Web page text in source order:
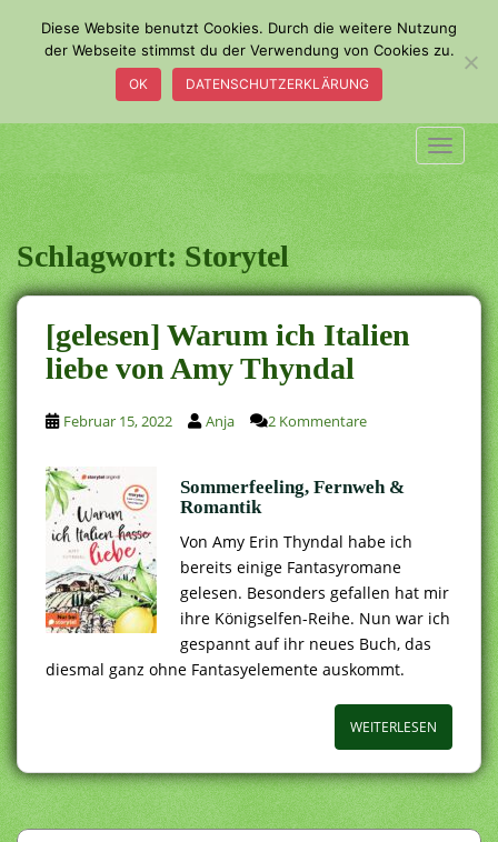
m
a
i
n
c
o
n
t
e
n
t
Schlagwort:Storytel
[gelesen] Warum ich Italien
liebe von Amy Thyndal
Februar 15, 2022 Anja 2 Kommentare
Sommerfeeling, Fernweh &
Romantik
Von Amy Erin Thyndal habe ich
bereits einige Fantasyromane
gelesen. Besonders gefallen hat mir
ihre Königselfen-Reihe. Nun war ich
gespannt auf ihr neues Buch, das
diesmal ganz ohne Fantasyelemente auskommt.
WEITERLESEN
Diese Website benutzt Cookies. Durch die weitere Nutzung
der Webseite stimmst du der Verwendung von Cookies zu.
OK DATENSCHUTZERKLÄRUNG